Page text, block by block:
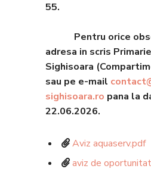
55.
Pentru orice
adresa in scris
Sighisoara
sau pe e-mail
sighisoara.ro pana la
22.06.2026.
Aviz aquaserv.pdf
aviz de